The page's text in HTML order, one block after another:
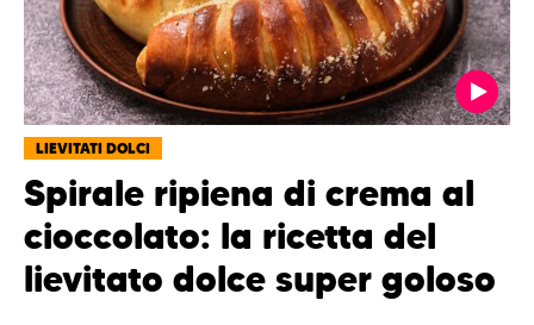
LIEVITATI DOLCI
Spirale ripiena di crema al
cioccolato: la ricetta del
lievitato dolce super goloso